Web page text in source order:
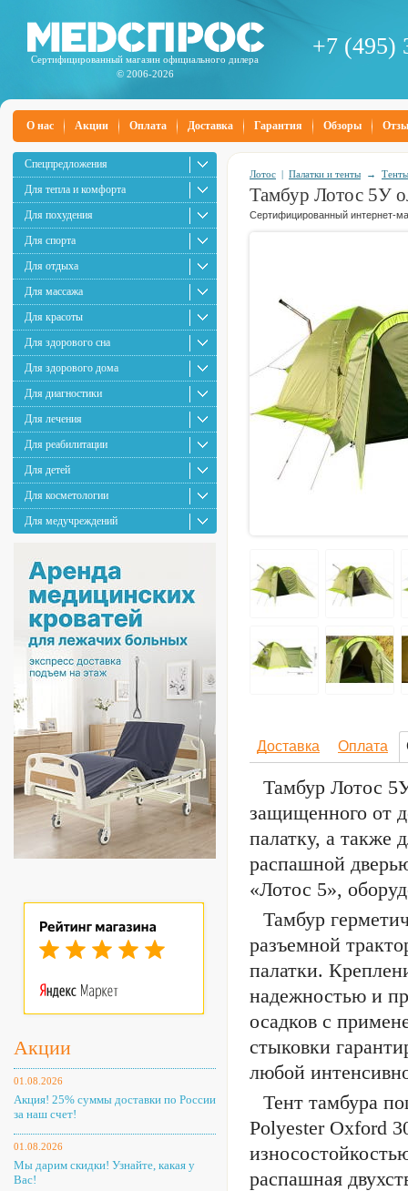
Сертифицированный магазин официального дилера
© 2006-2026
+7 (495)
О нас Акции Оплата Доставка Гарантия Обзоры
Спецпредложения
Для тепла и комфорта
Для похудения
Для спорта
Для отдыха
Для массажа
Для красоты
Для здорового сна
Для здорового дома
Для диагностики
Для лечения
Для реабилитации
Для детей
Для косметологии
Для медучреждений
Акции
01.08.2026
Акция! 25% суммы доставки по России
за наш счет!
01.08.2026
Мы дарим скидки! Узнайте, какая у
Вас!
Лотос | Палатки и тенты →
Тамбур Лотос 5У
Сертифицированный интернет-
Доставка Оплата
Тамбур Лотос
защищенного от
палатку, а также
распашной
«Лотос 5»,
Тамбур
разъемной
палатки.
надежностью и
осадков с
стыковки
любой
Тент тамбура
Polyester Oxford
распашная